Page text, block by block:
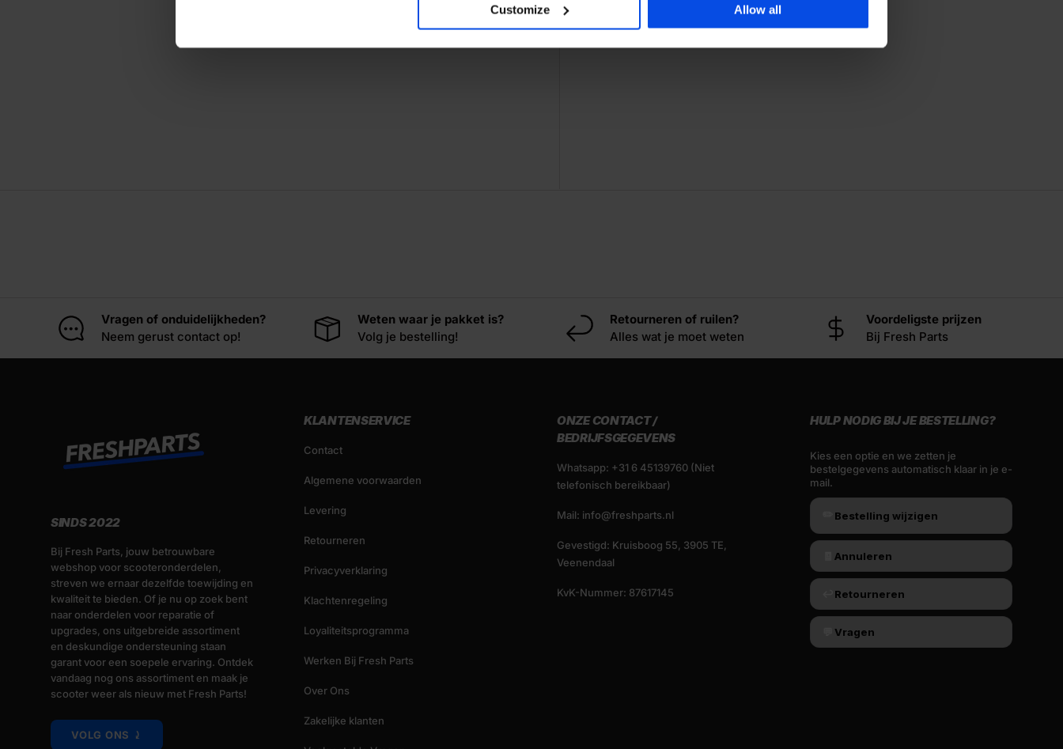
Customize Allow all
Vragen of onduidelijkheden?
Neem gerust contact op!
Weten waar je pakket is?
Volg je bestelling!
Retourneren of ruilen?
Alles wat je moet weten
Voordeligste prijzen
Bij Fresh Parts
SINDS 2022
Bij Fresh Parts, jouw betrouwbare
webshop voor scooteronderdelen,
streven we ernaar dezelfde toewijding en
kwaliteit te bieden. Of je nu op zoek bent
naar onderdelen voor reparatie of
upgrades, ons uitgebreide assortiment
en deskundige ondersteuning staan
garant voor een soepele ervaring. Ontdek
vandaag nog ons assortiment en maak je
scooter weer als nieuw met Fresh Parts!
VOLG ONS ⤸
KLANTENSERVICE
Contact
Algemene voorwaarden
Levering
Retourneren
Privacyverklaring
Klachtenregeling
Loyaliteitsprogramma
Werken Bij Fresh Parts
Over Ons
Zakelijke klanten
ONZE CONTACT /
BEDRIJFSGEGEVENS
Whatsapp: +31 6 45139760 (Niet
telefonisch bereikbaar)
Mail: info@freshparts.nl
Gevestigd: Kruisboog 55, 3905 TE,
Veenendaal
KvK-Nummer: 87617145
HULP NODIG BIJ JE BESTELLING?
Kies een optie en we zetten je
bestelgegevens automatisch klaar in je e-
mail.
Bestelling wijzigen
Annuleren
Retourneren
Vragen